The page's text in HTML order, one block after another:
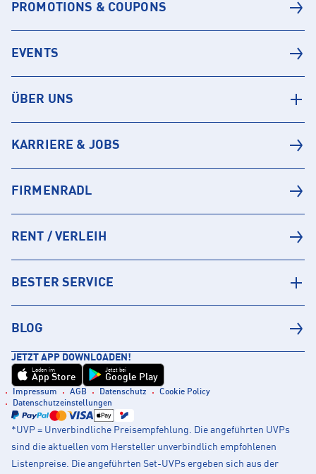
PROMOTIONS & COUPONS
EVENTS
ÜBER UNS
KARRIERE & JOBS
FIRMENRADL
RENT / VERLEIH
BESTER SERVICE
BLOG
JETZT APP DOWNLOADEN!
Laden im
App Store
Jetzt bei
Google Play
Impressum AGB Datenschutz
Cookie Policy
Datenschutzeinstellungen
*UVP = Unverbindliche Preisempfehlung. Die angeführten UVPs
sind die aktuellen vom Hersteller unverbindlich empfohlenen
Listenpreise. Die angeführten Set-UVPs ergeben sich aus der